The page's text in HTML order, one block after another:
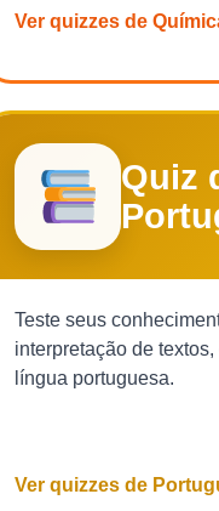
Ver quizzes de
Quiz
Teste seus
interpretação de
língua portuguesa.
Ver quizzes de